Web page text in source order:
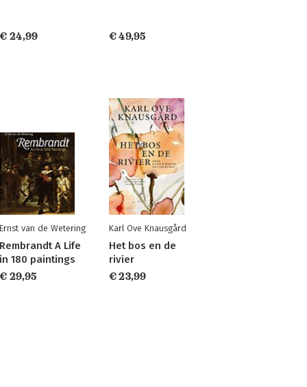
€ 24,99 € 49,95
Ernst van de Wetering
Rembrandt A Life
in 180 paintings
€ 29,95
Karl Ove Knausgård
Het bos en de
rivier
€ 23,99